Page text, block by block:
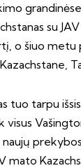
su
o šiuo metu
tuo tarpu
visus
mato